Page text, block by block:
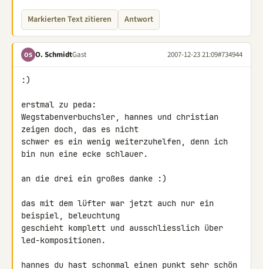
Markierten Text zitieren Antwort
OS O. SchmidtGast 2007-12-23 21:09#734944
:)
erstmal zu peda:
Wegstabenverbuchsler, hannes und christian
zeigen doch, das es nicht
schwer es ein wenig weiterzuhelfen, denn ich
bin nun eine ecke schlauer.
an die drei ein großes danke :)
das mit dem lüfter war jetzt auch nur ein
beispiel, beleuchtung
geschieht komplett und ausschliesslich über
led-kompositionen.
hannes du hast schonmal einen punkt sehr schön